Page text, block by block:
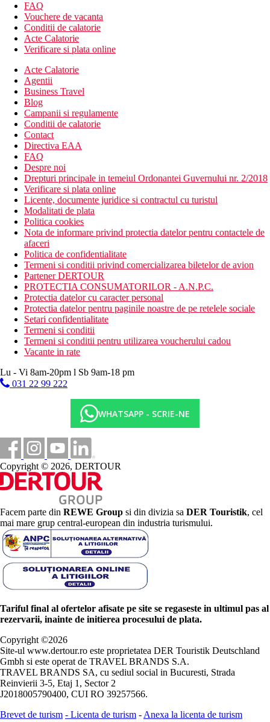
FAQ
Vouchere de vacanta
Conditii de calatorie
Acte Calatorie
Verificare si plata online
Acte Calatorie
Agentii
Business Travel
Blog
Campanii si regulamente
Conditii de calatorie
Contact
Directiva EAA
FAQ
Despre noi
Drepturi principale in temeiul Ordonantei Guvernului nr. 2/2018
Verificare si plata online
Licente, documente juridice si contractul cu turistul
Modalitati de plata
Politica cookies
Nota de informare privind protectia datelor pentru contactele de
afaceri
Politica de confidentialitate
Termeni si conditii privind comercializarea biletelor de avion
Partener DERTOUR
PROTECTIA CONSUMATORILOR - A.N.P.C.
Protectia datelor cu caracter personal
Protectia datelor pentru paginile noastre de pe retelele sociale
Setari confidentialitate
Termeni si conditii
Termeni si conditii pentru utilizarea voucherului cadou
Vacante in rate
Lu - Vi 8am-20pm l Sb 9am-18 pm
031 22 99 222
WHATSAPP - SCRIE-NE
Copyright © 2026, DERTOUR
Facem parte din REWE Group si din divizia sa DER Touristik, cel
mai mare grup central-european din industria turismului.
Tariful final al ofertelor afisate pe site se regaseste in ultimul pas al
rezervarii, inainte de initierea procesului de plata.
Copyright ©2026
Site-ul www.dertour.ro este proprietatea DER Touristik Deutschland
Gmbh si este operat de TRAVEL BRANDS S.A.
TRAVEL BRANDS SA, cu sediul social in Bucuresti, Strada
Reinvierii 3-5, Etaj 1, Sector 2
J2018005790400, CUI RO 39257566.
Brevet de turism - Licenta de turism - Anexa la licenta de turism